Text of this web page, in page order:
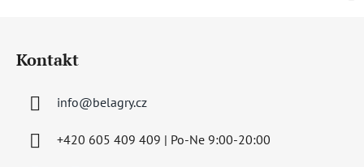
Kontakt
info@belagry.cz
+420 605 409 409 | Po-Ne 9:00-20:00